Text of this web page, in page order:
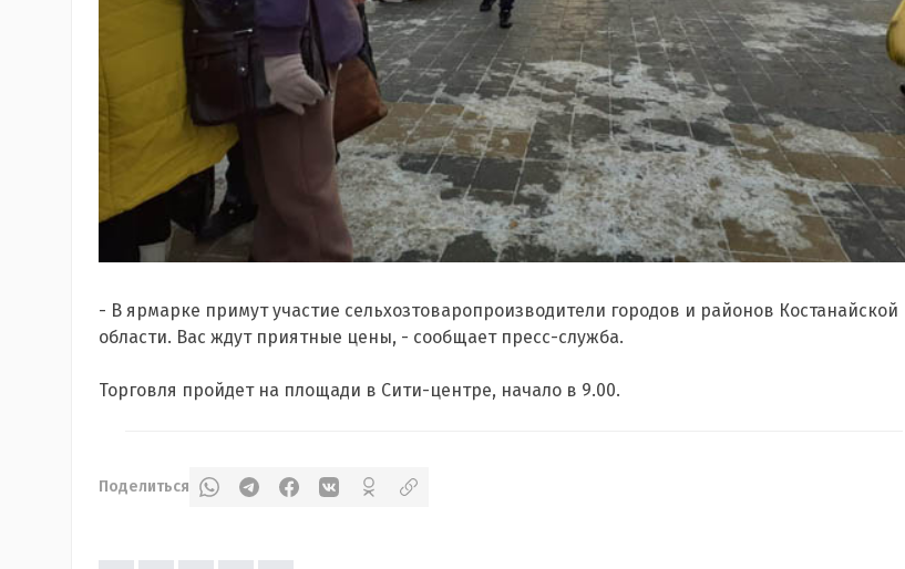
- В ярмарке примут участие сельхозтоваропроизводители городов и районов Костанайской
области. Вас ждут приятные цены, - сообщает пресс-служба.
Торговля пройдет на площади в Сити-центре, начало в 9.00.
Поделиться